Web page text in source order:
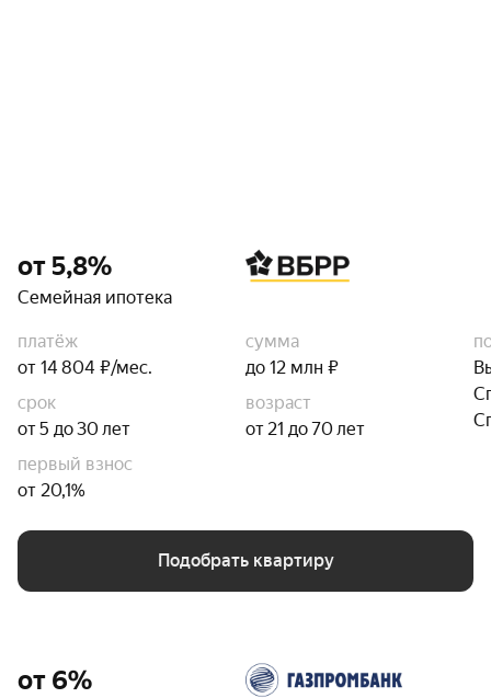
от 5,8%
Семейная ипотека
платёж
от 14 804 ₽/мес.
сумма
до 12 млн ₽
срок
от 5 до 30 лет
возраст
от 21 до 70 лет
первый взнос
от 20,1%
Подобрать квартиру
от 6%